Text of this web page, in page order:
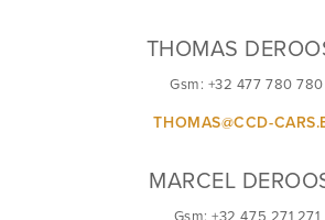
THOMAS
Gsm: +32 477 780 780
THOMAS@CCD-
MARCEL
Gsm: +32 475 271 271